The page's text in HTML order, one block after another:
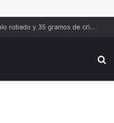
Detienen a tres con vehículo robado y 35 gramos de cristal